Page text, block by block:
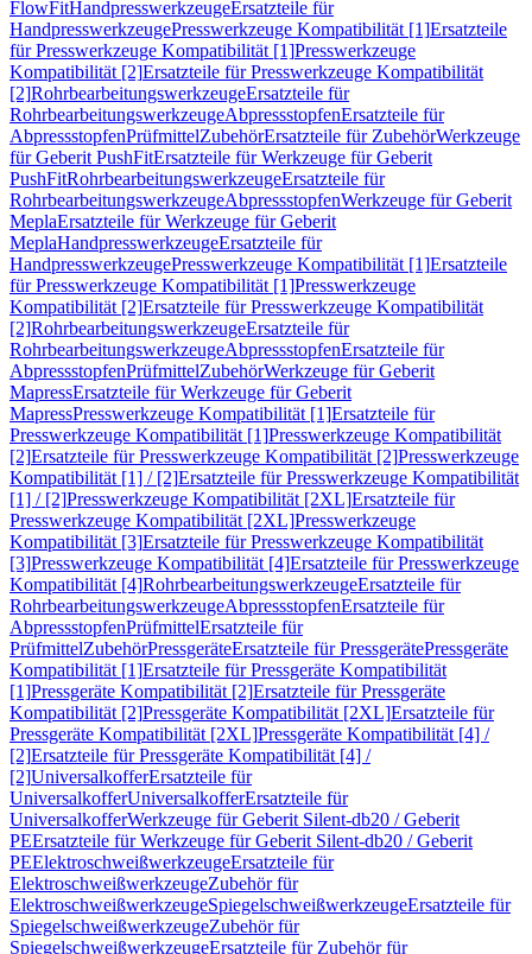
FlowFitHandpresswerkzeugeErsatzteile für
HandpresswerkzeugePresswerkzeuge Kompatibilität [1]Ersatzteile
für Presswerkzeuge Kompatibilität [1]Presswerkzeuge
Kompatibilität [2]Ersatzteile für Presswerkzeuge Kompatibilität
[2]RohrbearbeitungswerkzeugeErsatzteile für
RohrbearbeitungswerkzeugeAbpressstopfenErsatzteile für
AbpressstopfenPrüfmittelZubehörErsatzteile für ZubehörWerkzeuge
für Geberit PushFitErsatzteile für Werkzeuge für Geberit
PushFitRohrbearbeitungswerkzeugeErsatzteile für
RohrbearbeitungswerkzeugeAbpressstopfenWerkzeuge für Geberit
MeplaErsatzteile für Werkzeuge für Geberit
MeplaHandpresswerkzeugeErsatzteile für
HandpresswerkzeugePresswerkzeuge Kompatibilität [1]Ersatzteile
für Presswerkzeuge Kompatibilität [1]Presswerkzeuge
Kompatibilität [2]Ersatzteile für Presswerkzeuge Kompatibilität
[2]RohrbearbeitungswerkzeugeErsatzteile für
RohrbearbeitungswerkzeugeAbpressstopfenErsatzteile für
AbpressstopfenPrüfmittelZubehörWerkzeuge für Geberit
MapressErsatzteile für Werkzeuge für Geberit
MapressPresswerkzeuge Kompatibilität [1]Ersatzteile für
Presswerkzeuge Kompatibilität [1]Presswerkzeuge Kompatibilität
[2]Ersatzteile für Presswerkzeuge Kompatibilität [2]Presswerkzeuge
Kompatibilität [1] / [2]Ersatzteile für Presswerkzeuge Kompatibilität
[1] / [2]Presswerkzeuge Kompatibilität [2XL]Ersatzteile für
Presswerkzeuge Kompatibilität [2XL]Presswerkzeuge
Kompatibilität [3]Ersatzteile für Presswerkzeuge Kompatibilität
[3]Presswerkzeuge Kompatibilität [4]Ersatzteile für Presswerkzeuge
Kompatibilität [4]RohrbearbeitungswerkzeugeErsatzteile für
RohrbearbeitungswerkzeugeAbpressstopfenErsatzteile für
AbpressstopfenPrüfmittelErsatzteile für
PrüfmittelZubehörPressgeräteErsatzteile für PressgerätePressgeräte
Kompatibilität [1]Ersatzteile für Pressgeräte Kompatibilität
[1]Pressgeräte Kompatibilität [2]Ersatzteile für Pressgeräte
Kompatibilität [2]Pressgeräte Kompatibilität [2XL]Ersatzteile für
Pressgeräte Kompatibilität [2XL]Pressgeräte Kompatibilität [4] /
[2]Ersatzteile für Pressgeräte Kompatibilität [4] /
[2]UniversalkofferErsatzteile für
UniversalkofferUniversalkofferErsatzteile für
UniversalkofferWerkzeuge für Geberit Silent-db20 / Geberit
PEErsatzteile für Werkzeuge für Geberit Silent-db20 / Geberit
PEElektroschweißwerkzeugeErsatzteile für
ElektroschweißwerkzeugeZubehör für
ElektroschweißwerkzeugeSpiegelschweißwerkzeugeErsatzteile für
SpiegelschweißwerkzeugeZubehör für
SpiegelschweißwerkzeugeErsatzteile für Zubehör für